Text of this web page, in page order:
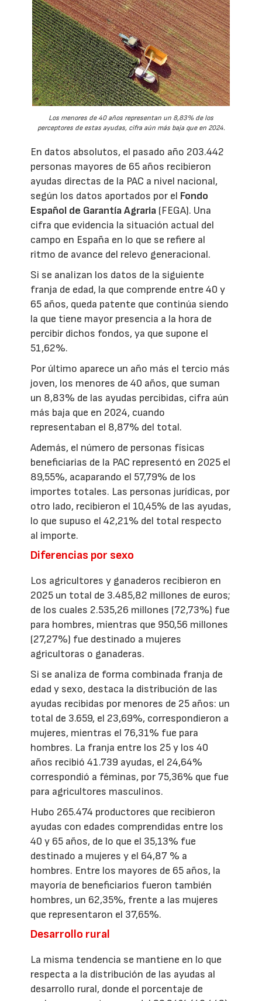
Los menores de 40 años representan un 8,83% de los
perceptores de estas ayudas, cifra aún más baja que en 2024.
En datos absolutos, el pasado año 203.442
personas mayores de 65 años recibieron
ayudas directas de la PAC a nivel nacional,
según los datos aportados por el Fondo
Español de Garantía Agraria (FEGA). Una
cifra que evidencia la situación actual del
campo en España en lo que se refiere al
ritmo de avance del relevo generacional.
Si se analizan los datos de la siguiente
franja de edad, la que comprende entre 40 y
65 años, queda patente que continúa siendo
la que tiene mayor presencia a la hora de
percibir dichos fondos, ya que supone el
51,62%.
Por último aparece un año más el tercio más
joven, los menores de 40 años, que suman
un 8,83% de las ayudas percibidas, cifra aún
más baja que en 2024, cuando
representaban el 8,87% del total.
Además, el número de personas físicas
beneficiarias de la PAC representó en 2025 el
89,55%, acaparando el 57,79% de los
importes totales. Las personas jurídicas, por
otro lado, recibieron el 10,45% de las ayudas,
lo que supuso el 42,21% del total respecto
al importe.
Diferencias por sexo
Los agricultores y ganaderos recibieron en
2025 un total de 3.485,82 millones de euros;
de los cuales 2.535,26 millones (72,73%) fue
para hombres, mientras que 950,56 millones
(27,27%) fue destinado a mujeres
agricultoras o ganaderas.
Si se analiza de forma combinada franja de
edad y sexo, destaca la distribución de las
ayudas recibidas por menores de 25 años: un
total de 3.659, el 23,69%, correspondieron a
mujeres, mientras el 76,31% fue para
hombres. La franja entre los 25 y los 40
años recibió 41.739 ayudas, el 24,64%
correspondió a féminas, por 75,36% que fue
para agricultores masculinos.
Hubo 265.474 productores que recibieron
ayudas con edades comprendidas entre los
40 y 65 años, de lo que el 35,13% fue
destinado a mujeres y el 64,87 % a
hombres. Entre los mayores de 65 años, la
mayoría de beneficiarios fueron también
hombres, un 62,35%, frente a las mujeres
que representaron el 37,65%.
Desarrollo rural
La misma tendencia se mantiene en lo que
respecta a la distribución de las ayudas al
desarrollo rural, donde el porcentaje de